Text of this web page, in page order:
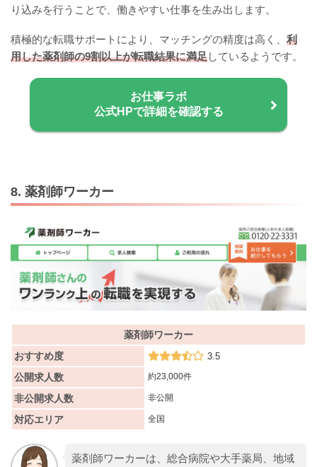
り込みを行うことで、働きやすい仕事を生み出します。
積極的な転職サポートにより、マッチングの精度は高く、 利
用した薬剤師の9割以上が転職結果に満足しているようです。
お仕事ラボ
公式HPで詳細を確認する
8. 薬剤師ワーカー
薬剤師ワーカー
おすすめ度
3.5
公開求人数 約23,000件
非公開求人数 非公開
対応エリア 全国
薬剤師ワーカーは、総合病院や大手薬局、地域